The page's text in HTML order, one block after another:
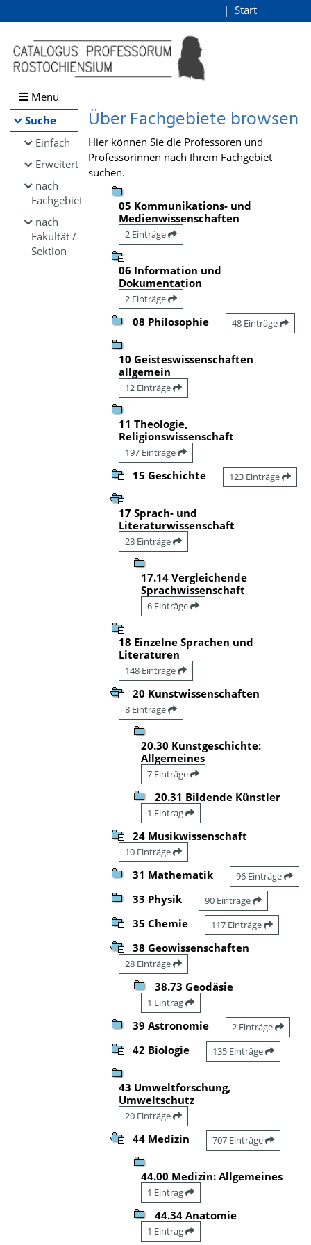
Browsen
direkt zum Inhalt
Start
Menü
Suche
Einfach
Erweitert
nach
Fachgebiet
nach
Fakultät /
Sektion
Über Fachgebiete browsen
Hier können Sie die Professoren und
Professorinnen nach Ihrem Fachgebiet
suchen.
05 Kommunikations- und
Medienwissenschaften
2 Einträge
06 Information und
Dokumentation
2 Einträge
08 Philosophie 48 Einträge
10 Geisteswissenschaften
allgemein
12 Einträge
11 Theologie,
Religionswissenschaft
197 Einträge
15 Geschichte 123 Einträge
17 Sprach- und
Literaturwissenschaft
28 Einträge
17.14 Vergleichende
Sprachwissenschaft
6 Einträge
18 Einzelne Sprachen und
Literaturen
148 Einträge
20 Kunstwissenschaften
8 Einträge
20.30 Kunstgeschichte:
Allgemeines
7 Einträge
20.31 Bildende Künstler
1 Eintrag
24 Musikwissenschaft
10 Einträge
31 Mathematik 96 Einträge
33 Physik 90 Einträge
35 Chemie 117 Einträge
38 Geowissenschaften
28 Einträge
38.73 Geodäsie
1 Eintrag
39 Astronomie 2 Einträge
42 Biologie 135 Einträge
43 Umweltforschung,
Umweltschutz
20 Einträge
44 Medizin 707 Einträge
44.00 Medizin: Allgemeines
1 Eintrag
44.34 Anatomie
1 Eintrag